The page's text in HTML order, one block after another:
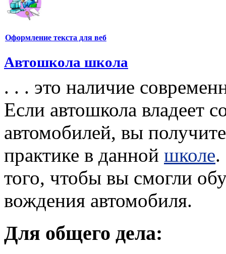
Оформление текста для веб
Автошкола школа
. . . это наличие
Если автошкола владеет
автомобилей, вы
практике в данной школе.
того, чтобы вы смогли
вождения автомобиля.
Для общего дела: